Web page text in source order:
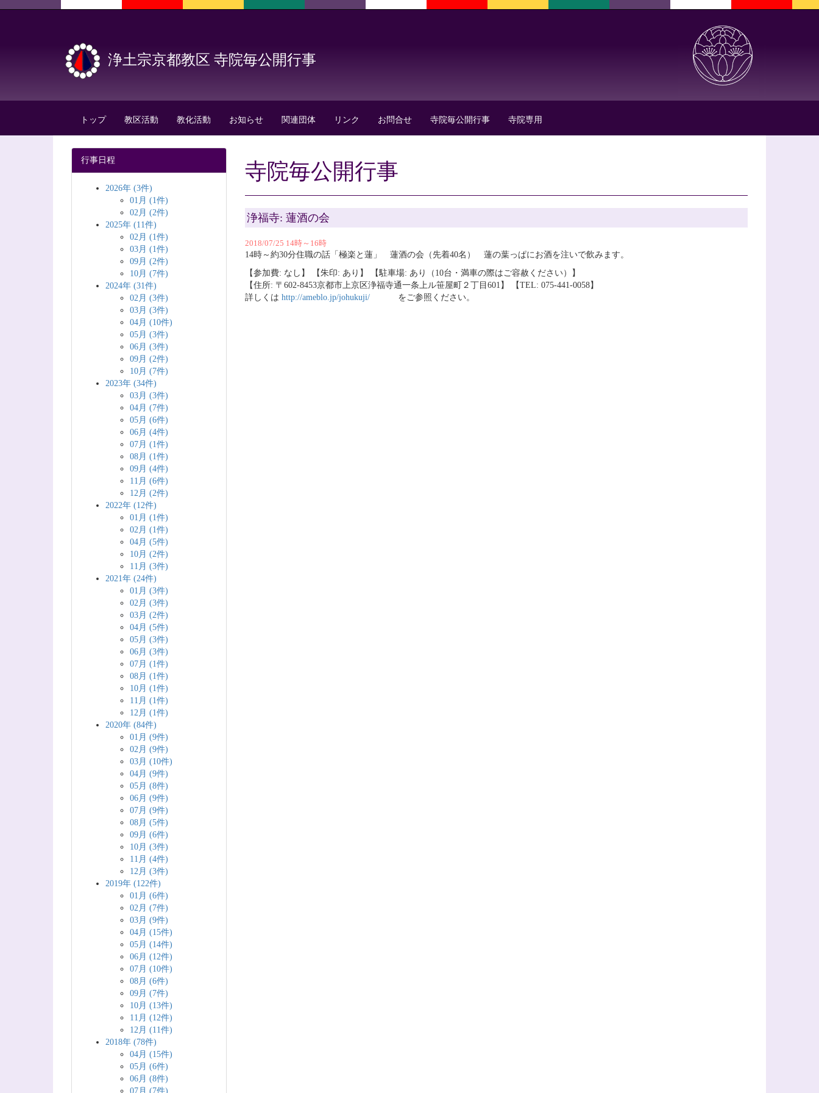
浄土宗京都教区 寺院毎公開行事
トップ 教区活動 教化活動 お知らせ 関連団体 リンク お問合せ 寺院毎公開行事 寺院専用
寺院毎公開行事
浄福寺: 蓮酒の会
2018/07/25 14時～16時
14時～約30分住職の話「極楽と蓮」 蓮酒の会（先着40名） 蓮の葉っぱにお酒を注いで飲みます。
【参加費: なし】 【朱印: あり】 【駐車場: あり（10台・満車の際はご容赦ください）】
【住所: 〒602-8453京都市上京区浄福寺通一条上ル笹屋町２丁目601】 【TEL: 075-441-0058】
詳しくは http://ameblo.jp/johukuji/ をご参照ください。
行事日程
2026年 (3件)
01月 (1件)
02月 (2件)
2025年 (11件)
02月 (1件)
03月 (1件)
09月 (2件)
10月 (7件)
2024年 (31件)
02月 (3件)
03月 (3件)
04月 (10件)
05月 (3件)
06月 (3件)
09月 (2件)
10月 (7件)
2023年 (34件)
03月 (3件)
04月 (7件)
05月 (6件)
06月 (4件)
07月 (1件)
08月 (1件)
09月 (4件)
11月 (6件)
12月 (2件)
2022年 (12件)
01月 (1件)
02月 (1件)
04月 (5件)
10月 (2件)
11月 (3件)
2021年 (24件)
01月 (3件)
02月 (3件)
03月 (2件)
04月 (5件)
05月 (3件)
06月 (3件)
07月 (1件)
08月 (1件)
10月 (1件)
11月 (1件)
12月 (1件)
2020年 (84件)
01月 (9件)
02月 (9件)
03月 (10件)
04月 (9件)
05月 (8件)
06月 (9件)
07月 (9件)
08月 (5件)
09月 (6件)
10月 (3件)
11月 (4件)
12月 (3件)
2019年 (122件)
01月 (6件)
02月 (7件)
03月 (9件)
04月 (15件)
05月 (14件)
06月 (12件)
07月 (10件)
08月 (6件)
09月 (7件)
10月 (13件)
11月 (12件)
12月 (11件)
2018年 (78件)
04月 (15件)
05月 (6件)
06月 (8件)
07月 (7件)